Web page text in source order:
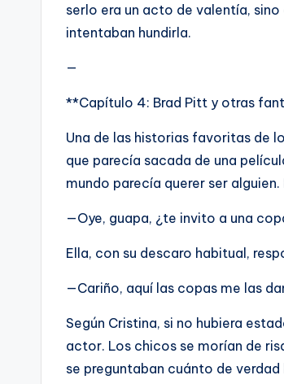
serlo era un acto de valentía,
intentaban hundirla.
—
**Capítulo 4: Brad Pitt y otras
Una de las historias favoritas de
que parecía sacada de una
mundo parecía querer ser
—Oye, guapa, ¿te invito a una
Ella, con su descaro habitual,
—Cariño, aquí las copas me las
Según Cristina, si no hubiera
actor. Los chicos se morían de
se preguntaban cuánto de